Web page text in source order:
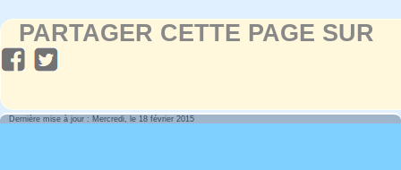
PARTAGER CETTE PAGE SUR
Dernière mise à jour : Mercredi, le 18 février 2015